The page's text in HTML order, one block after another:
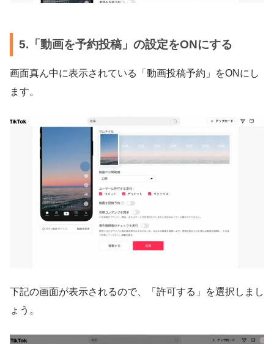
5.「動画を予約投稿」の設定をONにする
画面真ん中に表示されている「動画投稿予約」をONにし
ます。
下記の画面が表示されるので、「許可する」を選択しまし
ょう。